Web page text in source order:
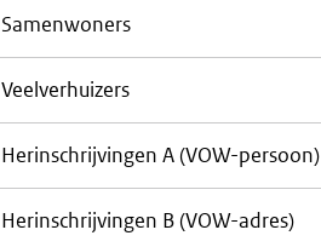
Samenwoners
Veelverhuizers
Herinschrijvingen A (VOW-persoon)
Herinschrijvingen B (VOW-adres)